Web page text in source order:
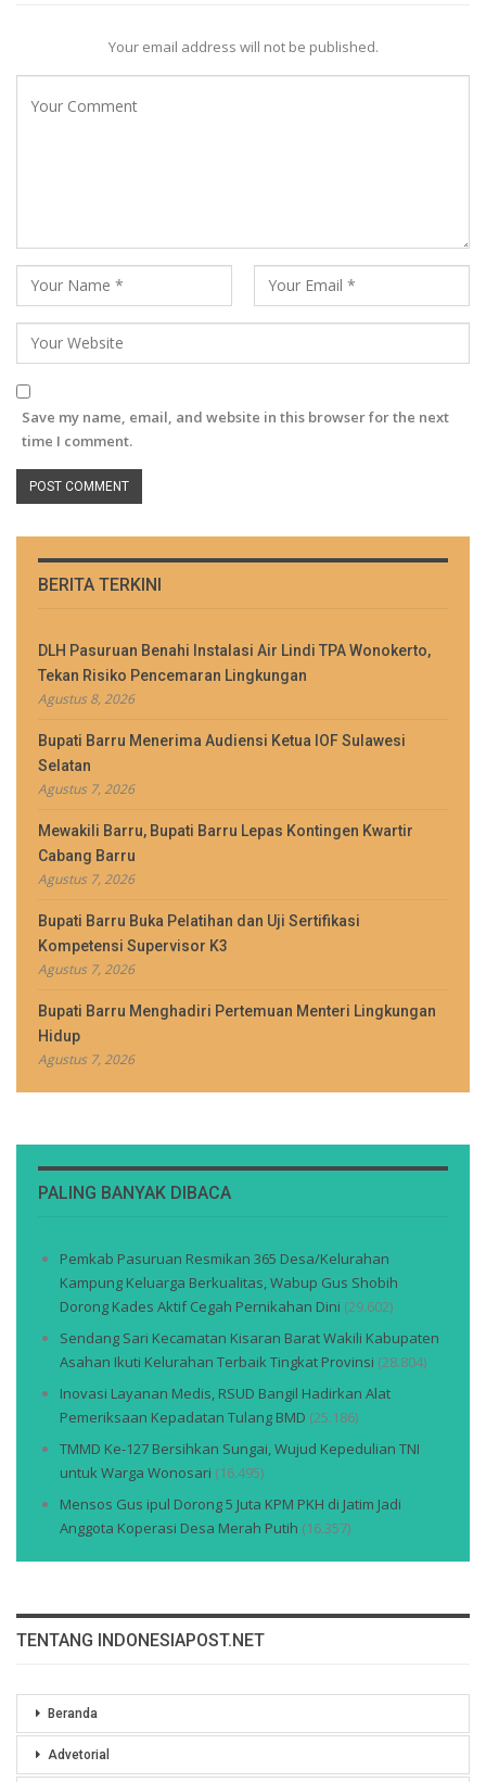
Your email address will not be published.
Save my name, email, and website in this browser for the next
time I comment.
BERITA TERKINI
DLH Pasuruan Benahi Instalasi Air Lindi TPA Wonokerto,
Tekan Risiko Pencemaran Lingkungan
Agustus 8, 2026
Bupati Barru Menerima Audiensi Ketua IOF Sulawesi
Selatan
Agustus 7, 2026
Mewakili Barru, Bupati Barru Lepas Kontingen Kwartir
Cabang Barru
Agustus 7, 2026
Bupati Barru Buka Pelatihan dan Uji Sertifikasi
Kompetensi Supervisor K3
Agustus 7, 2026
Bupati Barru Menghadiri Pertemuan Menteri Lingkungan
Hidup
Agustus 7, 2026
PALING BANYAK DIBACA
Pemkab Pasuruan Resmikan 365 Desa/Kelurahan
Kampung Keluarga Berkualitas, Wabup Gus Shobih
Dorong Kades Aktif Cegah Pernikahan Dini (29.602)
Sendang Sari Kecamatan Kisaran Barat Wakili Kabupaten
Asahan Ikuti Kelurahan Terbaik Tingkat Provinsi (28.804)
Inovasi Layanan Medis, RSUD Bangil Hadirkan Alat
Pemeriksaan Kepadatan Tulang BMD (25.186)
TMMD Ke-127 Bersihkan Sungai, Wujud Kepedulian TNI
untuk Warga Wonosari (16.495)
Mensos Gus ipul Dorong 5 Juta KPM PKH di Jatim Jadi
Anggota Koperasi Desa Merah Putih (16.357)
TENTANG INDONESIAPOST.NET
Beranda
Advetorial